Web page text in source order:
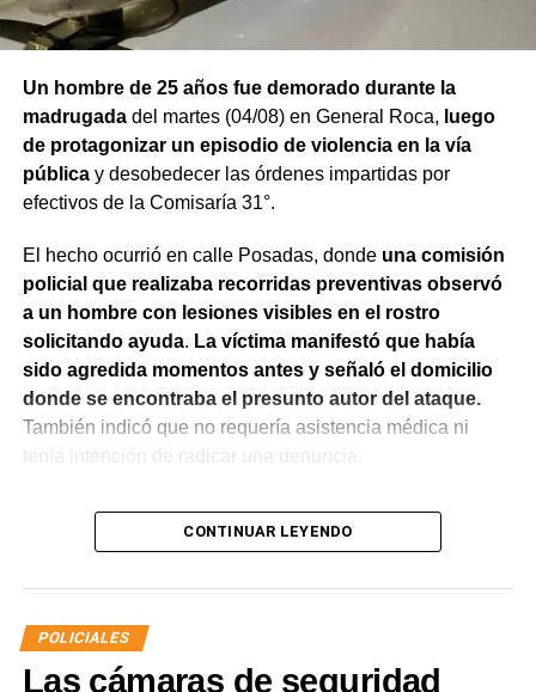
Un hombre de 25 años fue demorado durante la
madrugadadel martes (04/08) en General Roca, luego
de protagonizar un episodio de violencia en la vía
públicay desobedecer las órdenes impartidas por
efectivos de la Comisaría 31°.
El hecho ocurrió en calle Posadas, donde una comisión
policial que realizaba recorridas preventivas observó
a un hombre con lesiones visibles en el rostro
solicitando ayuda. La víctima manifestó que había
sido agredida momentos antes y señaló el domicilio
donde se encontraba el presunto autor del ataque.
También indicó que no requería asistencia médica ni
tenía intención de radicar una denuncia.
Al llegar al lugar,los uniformados encontraron a un
hombre que salió de la vivienda en estado de
agresión.Al advertir la presencia de la víctima,intentó
acercarse nuevamente con la aparente intención de
atacarla, por lo que fue interceptado por el personal
policial.
CONTINUAR LEYENDO
POLICIALES
Las cámaras de seguridad